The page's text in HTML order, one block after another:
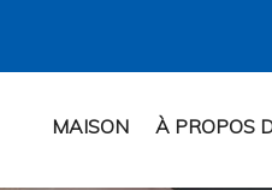
MAISON À PROPOS